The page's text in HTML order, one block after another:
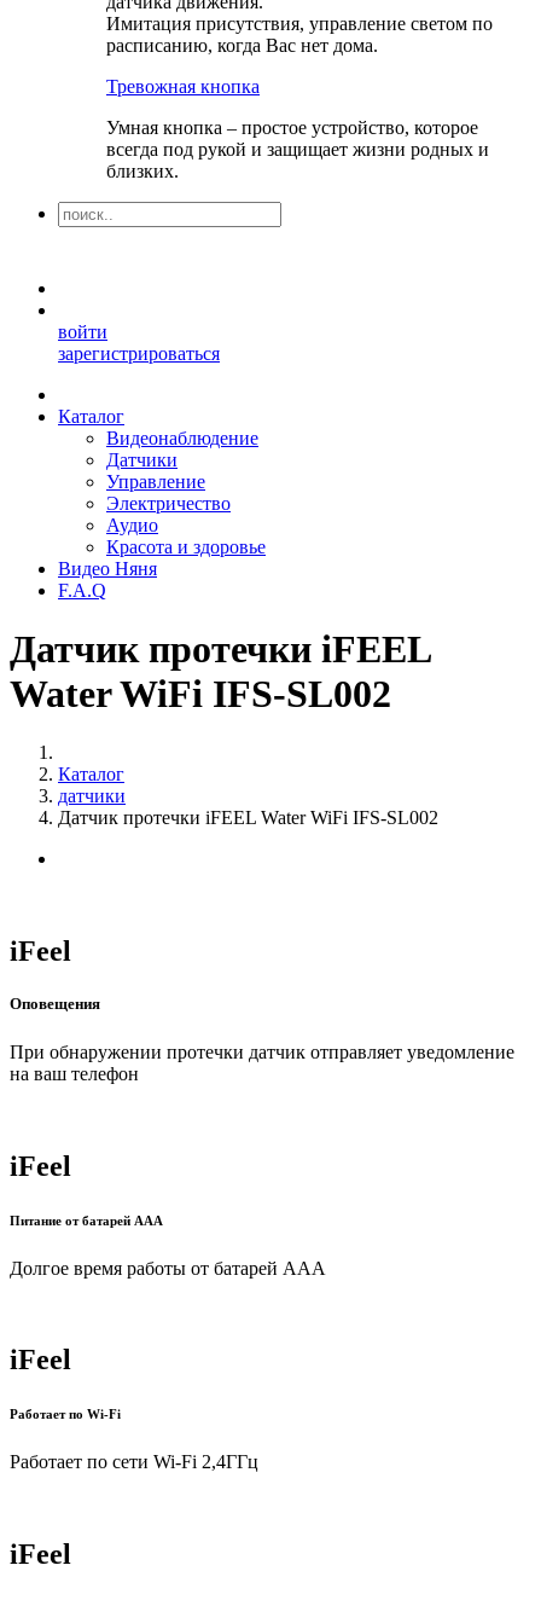
Имитация присутствия, управление светом по
расписанию, когда Вас нет дома.
Тревожная кнопка
Умная кнопка – простое устройство, которое
всегда под рукой и защищает жизни родных и
близких.
войти
зарегистрироваться
Каталог
Видеонаблюдение
Датчики
Управление
Электричество
Аудио
Красота и здоровье
Видео Няня
F.A.Q
Датчик протечки iFEEL
Water WiFi IFS-SL002
Каталог
датчики
Датчик протечки iFEEL Water WiFi IFS-SL002
iFeel
Оповещения
При обнаружении протечки датчик отправляет уведомление
на ваш телефон
iFeel
Питание от батарей AAA
Долгое время работы от батарей AAA
iFeel
Работает по Wi-Fi
Работает по сети Wi-Fi 2,4ГГц
iFeel